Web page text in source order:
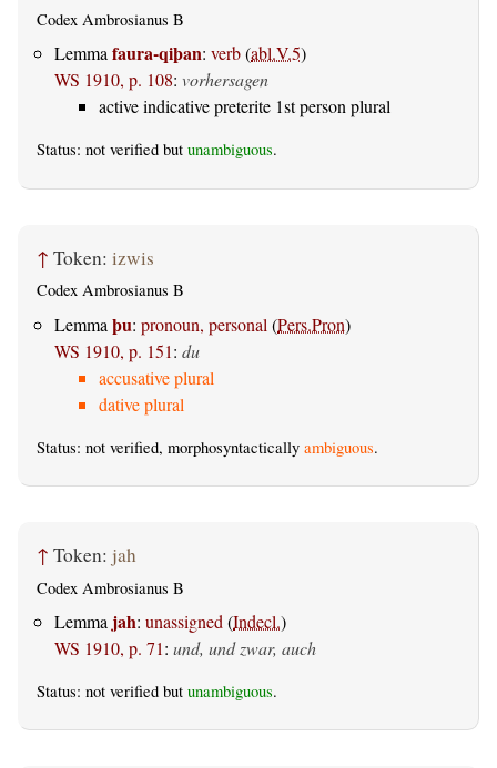
Codex Ambrosianus B
Lemmafaura-qiþan: verb(abl.V.5)
WS 1910, p. 108: vorhersagen
active indicative preterite 1st person plural
Status: not verified but unambiguous.
↑ Token: izwis
Codex Ambrosianus B
Lemma þu: pronoun, personal (Pers.Pron)
WS 1910, p. 151: du
accusative plural
dative plural
Status: not verified, morphosyntactically ambiguous.
↑ Token: jah
Codex Ambrosianus B
Lemma jah: unassigned (Indecl.)
WS 1910, p. 71: und, und zwar, auch
Status: not verified but unambiguous.